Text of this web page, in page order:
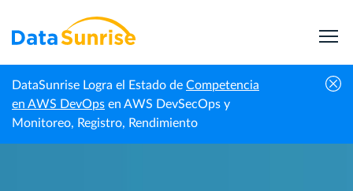
DataSunrise Logra el Estado de Competencia
en AWS DevOps en AWS DevSecOps y
Monitoreo, Registro, Rendimiento
Inicio
Centro de
Conocimiento
¿Qué es la Pista de Auditoría de Azure SQL
Database?